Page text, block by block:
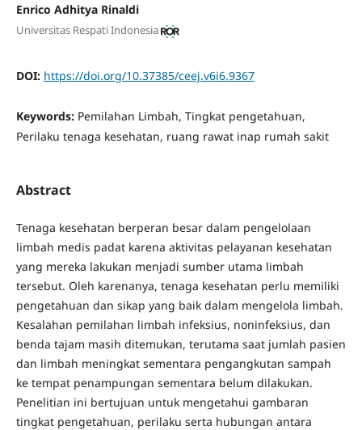
Enrico Adhitya Rinaldi
Universitas Respati Indonesia
DOI: https://doi.org/10.37385/ceej.v6i6.9367
Keywords: Pemilahan Limbah, Tingkat pengetahuan,
Perilaku tenaga kesehatan, ruang rawat inap rumah sakit
Abstract
Tenaga kesehatan berperan besar dalam pengelolaan
limbah medis padat karena aktivitas pelayanan kesehatan
yang mereka lakukan menjadi sumber utama limbah
tersebut. Oleh karenanya, tenaga kesehatan perlu memiliki
pengetahuan dan sikap yang baik dalam mengelola limbah.
Kesalahan pemilahan limbah infeksius, noninfeksius, dan
benda tajam masih ditemukan, terutama saat jumlah pasien
dan limbah meningkat sementara pengangkutan sampah
ke tempat penampungan sementara belum dilakukan.
Penelitian ini bertujuan untuk mengetahui gambaran
tingkat pengetahuan, perilaku serta hubungan antara